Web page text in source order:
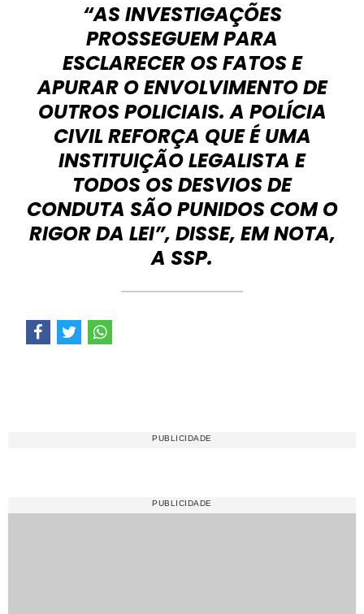
“AS INVESTIGAÇÕES
PROSSEGUEM PARA
ESCLARECER OS FATOS E
APURAR O ENVOLVIMENTO DE
OUTROS POLICIAIS. A POLÍCIA
CIVIL REFORÇA QUE É UMA
INSTITUIÇÃO LEGALISTA E
TODOS OS DESVIOS DE
CONDUTA SÃO PUNIDOS COM O
RIGOR DA LEI”, DISSE, EM NOTA,
A SSP.